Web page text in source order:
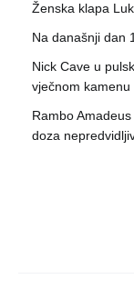
Ženska klapa
Na današnji dan
Nick Cave u
vječnom kamenu
Rambo
doza